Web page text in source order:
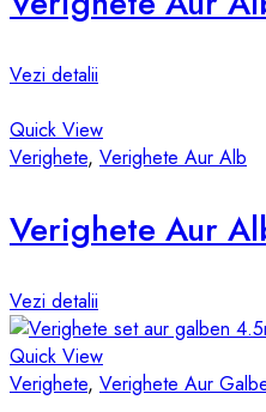
Vezi detalii
Quick View
Verighete, Verighete Aur Alb
Verighete Aur
Vezi detalii
Quick View
Verighete, Verighete Aur